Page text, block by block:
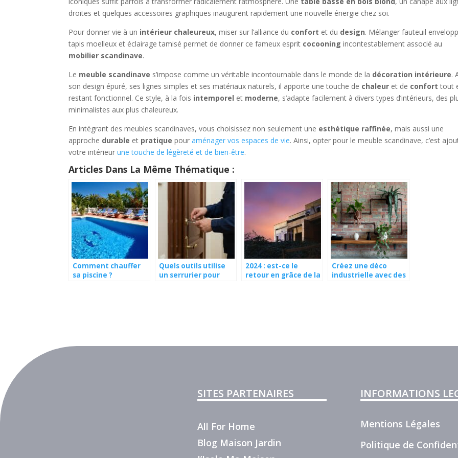
droites et quelques accessoires graphiques inaugurent rapidement une nouvelle énergie chez soi.
Pour donner vie à un intérieur chaleureux, miser sur l’alliance du confort et du design. Mélanger fauteuil
tapis moelleux et éclairage tamisé permet de donner ce fameux esprit cocooning incontestablement associé au
mobilier scandinave.
Le meuble scandinave s’impose comme un véritable incontournable dans le monde de la décoration intérieure.
son design épuré, ses lignes simples et ses matériaux naturels, il apporte une touche de chaleur et de confort tout
restant fonctionnel. Ce style, à la fois intemporel et moderne, s’adapte facilement à divers types d’intérieurs, des
minimalistes aux plus chaleureux.
En intégrant des meubles scandinaves, vous choisissez non seulement une esthétique raffinée, mais aussi une
approche durable et pratique pouraménager vos espaces de vie. Ainsi, opter pour le meuble scandinave, c’est
votre intérieurune touche de légèreté et de bien-être.
Articles Dans La Même Thématique :
Comment chauffer
sa piscine ?
Quels outils utilise
un serrurier pour
2024 : est-ce le
retour en grâce de la
Créez une déco
industrielle avec des
SITES PARTENAIRES
All For Home
Blog Maison Jardin
INFORMATIONS
Mentions Légales
Politique de